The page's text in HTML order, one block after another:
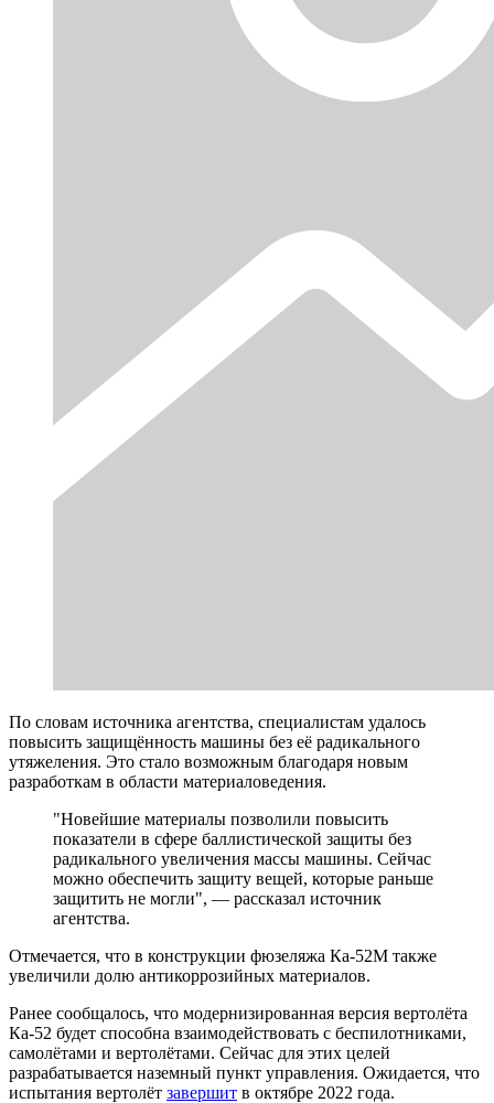
По словам источника агентства, специалистам удалось
повысить защищённость машины без её радикального
утяжеления. Это стало возможным благодаря новым
разработкам в области материаловедения.
"Новейшие материалы позволили повысить
показатели в сфере баллистической защиты без
радикального увеличения массы машины. Сейчас
можно обеспечить защиту вещей, которые раньше
защитить не могли", — рассказал источник
агентства.
Отмечается, что в конструкции фюзеляжа Ка-52М также
увеличили долю антикоррозийных материалов.
Ранее сообщалось, что модернизированная версия вертолёта
Ка-52 будет способна взаимодействовать с беспилотниками,
самолётами и вертолётами. Сейчас для этих целей
разрабатывается наземный пункт управления. Ожидается, что
испытания вертолёт завершит в октябре 2022 года.